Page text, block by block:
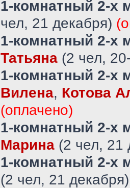
1-комнатный 2-х
чел, 21 декабря)
1-комнатный 2-х
Татьяна (2 чел,
1-комнатный 2-х
Вилена, Котова
(оплачено)
1-комнатный 2-х
Марина (2 чел, 21
1-комнатный 2-х
(2 чел, 21